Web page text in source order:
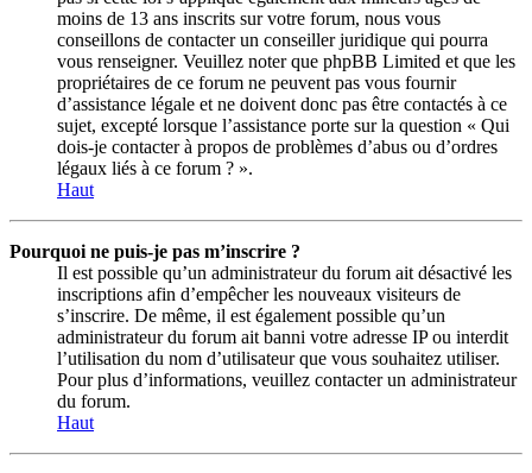
moins de 13 ans inscrits sur votre forum, nous vous
conseillons de contacter un conseiller juridique qui pourra
vous renseigner. Veuillez noter que phpBB Limited et que les
propriétaires de ce forum ne peuvent pas vous fournir
d’assistance légale et ne doivent donc pas être contactés à ce
sujet, excepté lorsque l’assistance porte sur la question « Qui
dois-je contacter à propos de problèmes d’abus ou d’ordres
légaux liés à ce forum ? ».
Haut
Pourquoi ne puis-je pas m’inscrire ?
Il est possible qu’un administrateur du forum ait désactivé les
inscriptions afin d’empêcher les nouveaux visiteurs de
s’inscrire. De même, il est également possible qu’un
administrateur du forum ait banni votre adresse IP ou interdit
l’utilisation du nom d’utilisateur que vous souhaitez utiliser.
Pour plus d’informations, veuillez contacter un administrateur
du forum.
Haut